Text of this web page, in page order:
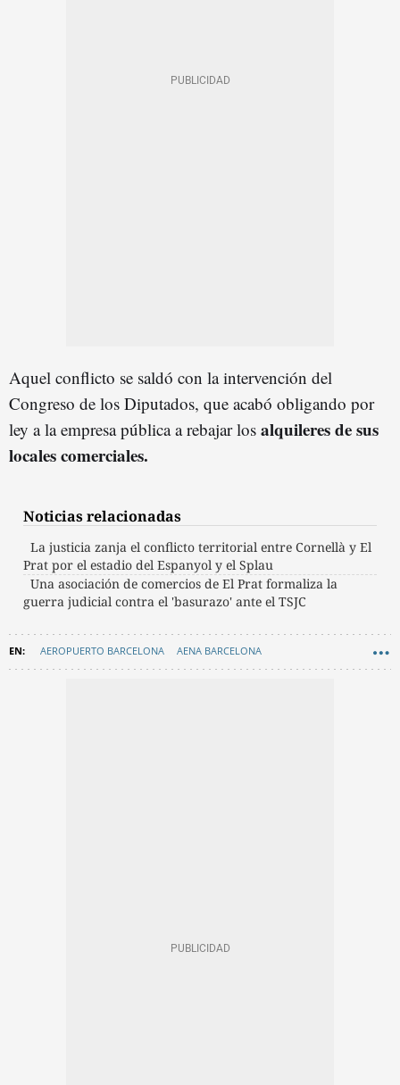
Aquel conflicto se saldó con la intervención del
Congreso de los Diputados, que acabó obligando por
ley a la empresa pública a rebajar los alquileres de sus
locales comerciales.
Noticias relacionadas
La justicia zanja el conflicto territorial entre Cornellà y El
Prat por el estadio del Espanyol y el Splau
Una asociación de comercios de El Prat formaliza la
guerra judicial contra el 'basurazo' ante el TSJC
AEROPUERTO BARCELONA AENA BARCELONA